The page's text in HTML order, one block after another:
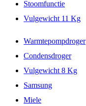
Stoomfunctie
Vulgewicht 11 Kg
Warmtepompdroger
Condensdroger
Vulgewicht 8 Kg
Samsung
Miele